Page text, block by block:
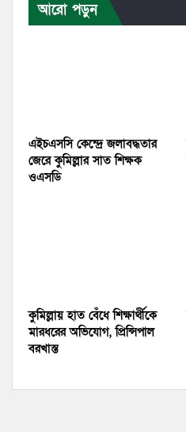
আরো পড়ুন
এইচএসসি কেন্দ্রে জলাবদ্ধতার
জেরে কুমিল্লার সাত শিক্ষক
ওএসডি
কুমিল্লায় হাত বেঁধে শিক্ষার্থীকে
মারধরের অভিযোগ, প্রিন্সিপাল
বরখাস্ত